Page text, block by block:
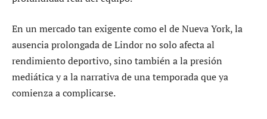
En un mercado tan exigente como el de Nueva York, la
ausencia prolongada de Lindor no solo afecta al
rendimiento deportivo, sino también a la presión
mediática y a la narrativa de una temporada que ya
comienza a complicarse.